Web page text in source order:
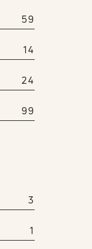
59
14
24
99
3
1